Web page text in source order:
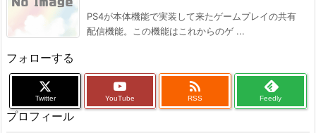
PS4が本体機能で実装して来たゲームプレイの共有
配信機能。この機能はこれからのゲ ...
フォローする
Twitter YouTube

RSS Feedly
プロフィール